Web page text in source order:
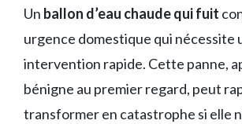
Un ballon d’eau chaude qui fuit
urgence domestique qui nécessite
intervention rapide. Cette panne,
bénigne au premier regard, peut
transformer en catastrophe si elle